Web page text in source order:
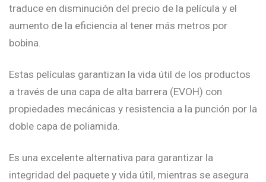
traduce en disminución del precio de la película y el
aumento de la eficiencia al tener más metros por
bobina.
Estas películas garantizan la vida útil de los productos
a través de una capa de alta barrera (EVOH) con
propiedades mecánicas y resistencia a la punción por la
doble capa de poliamida.
Es una excelente alternativa para garantizar la
integridad del paquete y vida útil, mientras se asegura